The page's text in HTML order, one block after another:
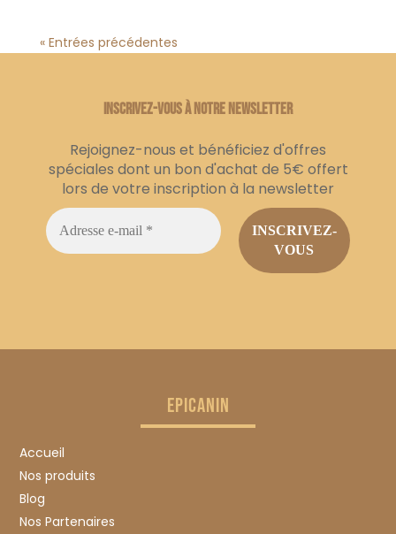
« Entrées précédentes
Inscrivez-vous à notre newsletter
Rejoignez-nous et bénéficiez d'offres
spéciales dont un bon d'achat de 5€ offert
lors de votre inscription à la newsletter
EPICANIN
Accueil
Nos produits
Blog
Nos Partenaires